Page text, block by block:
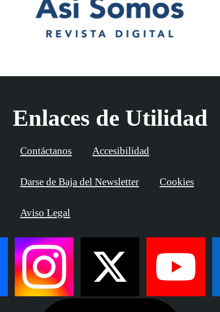
Enlaces de Utilidad
Contáctanos Accesibilidad
Darse de Baja del Newsletter Cookies
Aviso Legal